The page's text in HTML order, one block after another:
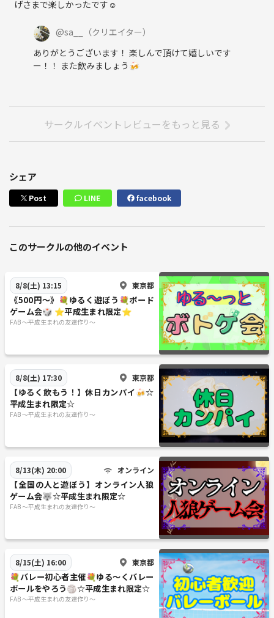
げさまで楽しかったです☺︎
@sa__
（クリエイター）
ありがとうございます！ 楽しんで頂けて嬉しいです
ー！！ また飲みましょう🍻
サークルイベントレビューをもっと見る
シェア
Post LINE facebook
このサークルの他のイベント
8/8(土) 13:15 東京都
《500円〜》💐ゆるく遊ぼう💐ボード
ゲーム会🎲 ⭐︎平成生まれ限定⭐︎
FAB 〜平成生まれの友達作り〜
8/8(土) 17:30 東京都
【ゆるく飲もう！】休日カンパイ🍻☆
平成生まれ限定☆
FAB 〜平成生まれの友達作り〜
8/13(木) 20:00 オンライン
【全国の人と遊ぼう】オンライン人狼
ゲーム会🐺☆平成生まれ限定☆
FAB 〜平成生まれの友達作り〜
8/15(土) 16:00 東京都
💐バレー初心者主催💐ゆる〜くバレー
ボールをやろう🏐☆平成生まれ限定☆
FAB 〜平成生まれの友達作り〜